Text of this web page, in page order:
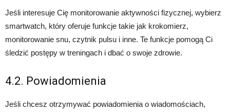
Jeśli interesuje Cię monitorowanie aktywności fizycznej, wybierz
smartwatch, który oferuje funkcje takie jak krokomierz,
monitorowanie snu, czytnik pulsu i inne. Te funkcje pomogą Ci
śledzić postępy w treningach i dbać o swoje zdrowie.
4.2. Powiadomienia
Jeśli chcesz otrzymywać powiadomienia o wiadomościach,